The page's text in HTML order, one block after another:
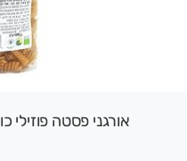
אורגני פסטה פוזילי